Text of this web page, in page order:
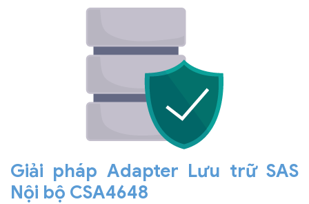
Giải pháp Adapter Lưu trữ SAS
Nội bộ CSA4648